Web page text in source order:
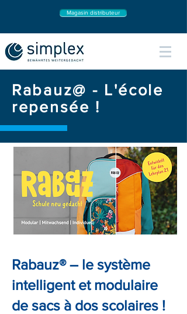
Magasin distributeur
Rabauz@ - L'école
repensée !
Rabauz® – le système
intelligent et modulaire
de sacs à dos scolaires !